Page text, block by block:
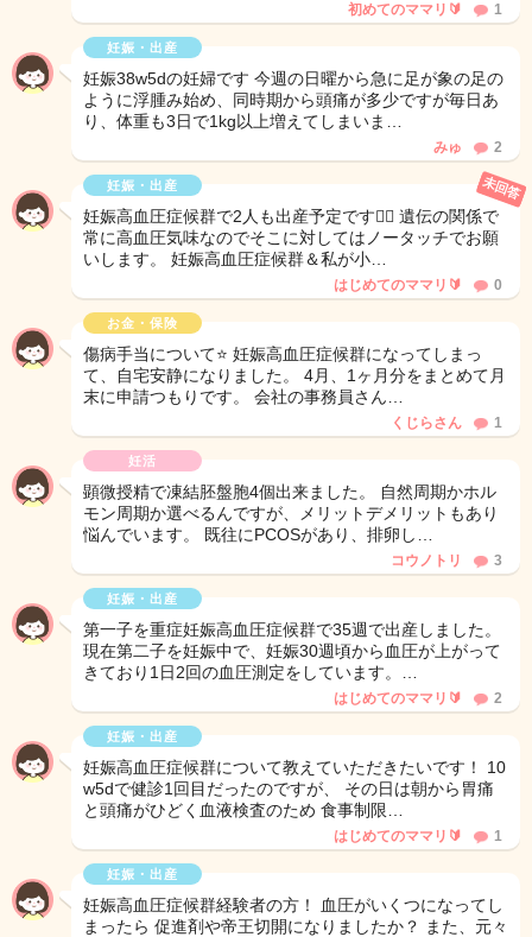
初めてのママリ🔰 1
妊娠・出産
妊娠38w5dの妊婦です 今週の日曜から急に足が象の足の
ように浮腫み始め、同時期から頭痛が多少ですが毎日あ
り、体重も3日で1kg以上増えてしまいま…
みゅ 2
妊娠・出産
妊娠高血圧症候群で2人も出産予定です🙋‍♀️ 遺伝の関係で
常に高血圧気味なのでそこに対してはノータッチでお願
いします。 妊娠高血圧症候群＆私が小…
未回答
はじめてのママリ🔰 0
お金・保険
傷病手当について⭐️ 妊娠高血圧症候群になってしまっ
て、自宅安静になりました。 4月、1ヶ月分をまとめて月
末に申請つもりです。 会社の事務員さん…
くじらさん 1
妊活
顕微授精で凍結胚盤胞4個出来ました。 自然周期かホル
モン周期か選べるんですが、メリットデメリットもあり
悩んでいます。 既往にPCOSがあり、排卵し…
コウノトリ 3
妊娠・出産
第一子を重症妊娠高血圧症候群で35週で出産しました。
現在第二子を妊娠中で、妊娠30週頃から血圧が上がって
きており1日2回の血圧測定をしています。…
はじめてのママリ🔰 2
妊娠・出産
妊娠高血圧症候群について教えていただきたいです！ 10
w5dで健診1回目だったのですが、 その日は朝から胃痛
と頭痛がひどく血液検査のため 食事制限…
はじめてのママリ🔰 1
妊娠・出産
妊娠高血圧症候群経験者の方！ 血圧がいくつになってし
まったら 促進剤や帝王切開になりましたか？ また、元々